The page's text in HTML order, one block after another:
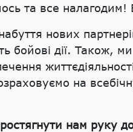
та все
нових
бойові дії. Також,
на
нам руку